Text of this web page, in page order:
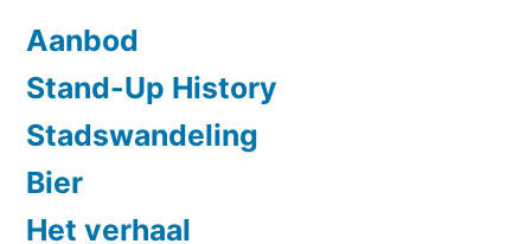
Aanbod
Stand-Up History
Stadswandeling
Bier
Het verhaal